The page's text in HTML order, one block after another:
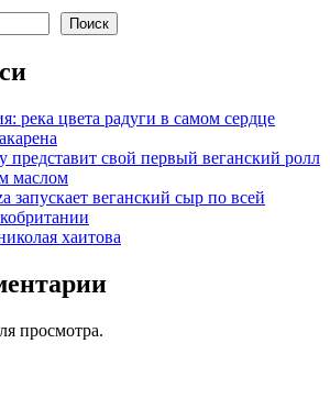
Поиск
река цвета радуги в самом сердце
представит свой первый веганский ролл
маслом
запускает веганский сыр по всей
хаитова
просмотра.